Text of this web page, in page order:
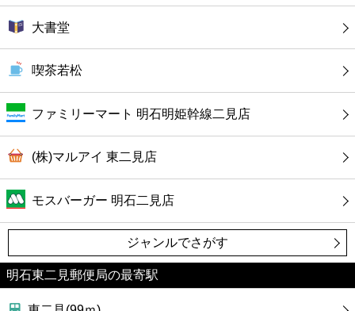
レジャー
書店
ファミレス
ファーストフード
カフェ
ショッピング
銀行
大書堂
喫茶若松
ファミリーマート 明石明姫幹線二見店
(株)マルアイ 東二見店
モスバーガー 明石二見店
ジャンルでさがす
明石東二見郵便局の最寄駅